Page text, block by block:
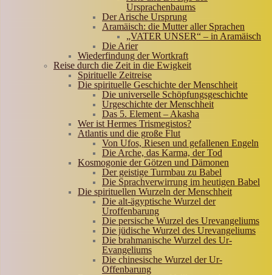
Ursprachenbaums
Der Arische Ursprung
Aramäisch: die Mutter aller Sprachen
„VATER UNSER“ – in Aramäisch
Die Arier
Wiederfindung der Wortkraft
Reise durch die Zeit in die Ewigkeit
Spirituelle Zeitreise
Die spirituelle Geschichte der Menschheit
Die universelle Schöpfungsgeschichte
Urgeschichte der Menschheit
Das 5. Element – Akasha
Wer ist Hermes Trismegistos?
Atlantis und die große Flut
Von Ufos, Riesen und gefallenen Engeln
Die Arche, das Karma, der Tod
Kosmogonie der Götzen und Dämonen
Der geistige Turmbau zu Babel
Die Sprachverwirrung im heutigen Babel
Die spirituellen Wurzeln der Menschheit
Die alt-ägyptische Wurzel der
Uroffenbarung
Die persische Wurzel des Urevangeliums
Die jüdische Wurzel des Urevangeliums
Die brahmanische Wurzel des Ur-
Evangeliums
Die chinesische Wurzel der Ur-
Offenbarung